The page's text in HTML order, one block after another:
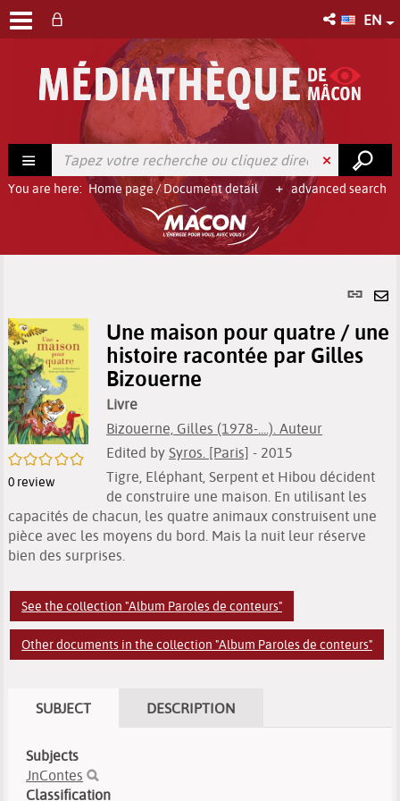
EN
advanced search
You are here: Home page/Document detail
link
by
/5
0 review
Une maison pour quatre / une
histoire racontée par Gilles
Bizouerne
Livre
Bizouerne, Gilles (1978-....). Auteur
Edited by Syros. [Paris] - 2015
Tigre, Eléphant, Serpent et Hibou décident
de construire une maison. En utilisant les
capacités de chacun, les quatre animaux construisent une
pièce avec les moyens du bord. Mais la nuit leur réserve
bien des surprises.
See the collection "Album Paroles de conteurs"
Other documents in the collection "Album Paroles de conteurs"
SUBJECT DESCRIPTION
Subjects
JnContes
Classification